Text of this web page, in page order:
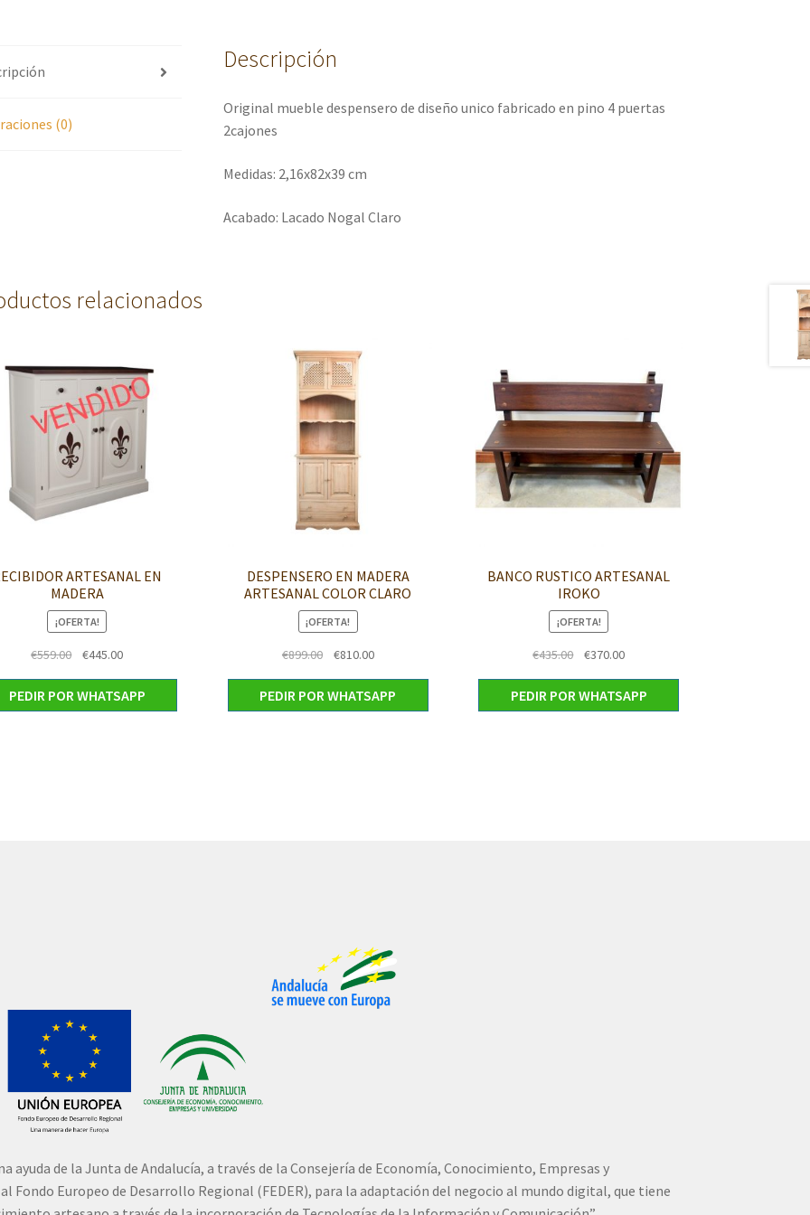
(0)
Descripción
Original mueble despensero de diseño unico fabricado en pino 4 puertas
2cajones
Medidas: 2,16x82x39 cm
Acabado: Lacado Nogal Claro
relacionados
ARTESANAL EN
MADERA
¡OFERTA!
€559.00
El
original
era:
€445.00El
actual
es:
PEDIR POR WHATSAPP
DESPENSERO EN MADERA
ARTESANAL COLOR CLARO
¡OFERTA!
€899.00
original
era:
€810.00El
actual
es:
PEDIR POR WHATSAPP
BANCO RUSTICO ARTESANAL
IROKO
¡OFERTA!
€435.00
El
original
era:
€370.00El
actual
es:
PEDIR POR WHATSAPP
ayuda de la Junta de Andalucía, a través de la Consejería de Economía, Conocimiento, Empresas y
Fondo Europeo de Desarrollo Regional (FEDER), para la adaptación del negocio al mundo digital, que tiene